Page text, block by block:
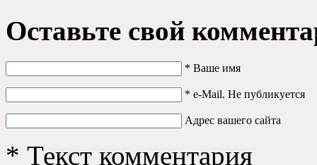
Оставьте свой
* Ваше имя
* e-Mail. Не публикуется
Адрес вашего сайта
* Текст комментария